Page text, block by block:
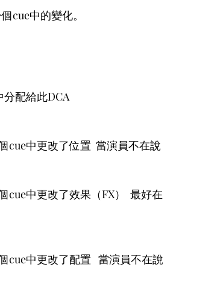
cue中的變化。
配給此DCA
cue中更改了位置  當演員不在說
cue中更改了效果（FX）  最好在
cue中更改了配置   當演員不在說